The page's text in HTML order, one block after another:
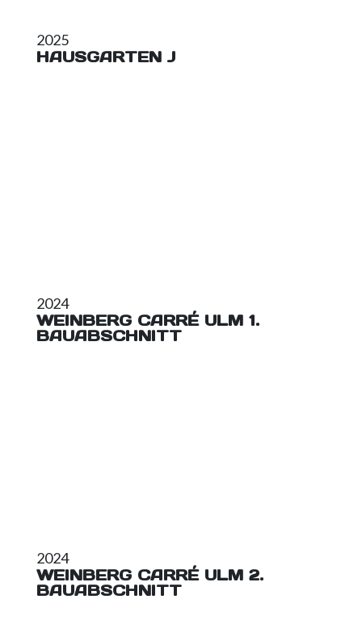
2025
HAUSGARTEN J
2024
WEINBERG CARRÉ ULM 1.
BAUABSCHNITT
2024
WEINBERG CARRÉ ULM 2.
BAUABSCHNITT